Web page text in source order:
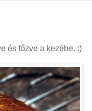
és főzve a kezébe. :)